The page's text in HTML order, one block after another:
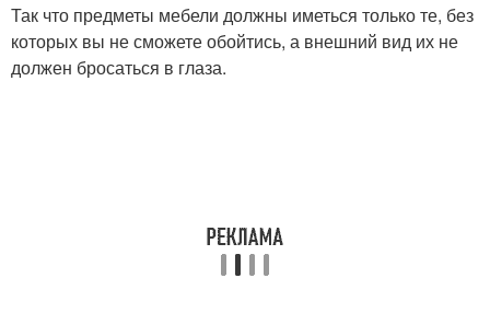
Так что предметы мебели должны иметься только те, без
которых вы не сможете обойтись, а внешний вид их не
должен бросаться в глаза.